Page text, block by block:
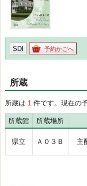
SDI 予約かごへ
所蔵
所蔵は 1 件です。現在の
所蔵館 所蔵場所
県立 Ａ０３Ｂ 主